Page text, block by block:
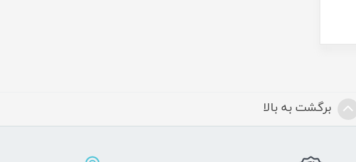
برگشت به بالا